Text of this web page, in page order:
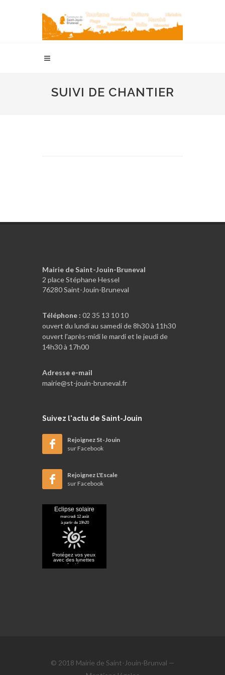
SUIVI DE CHANTIER
Mairie de Saint-Jouin-Bruneval
2 place Stéphane Hessel
76280 Saint-Jouin-Bruneval
Téléphone : 02 35 13 10 10
ouvert du lundi au samedi de 8h30 à 11h30
ouvert l'après-midi le mardi et le jeudi de
14h30 à 17h00
Adresse e-mail
mairie@st-jouin-bruneval.fr
Suivez l'actu de Saint-Jouin
Rejoignez St-Jouin
sur Facebook
Rejoignez L'Escale
sur Facebook
© 2018 Mairie de Saint-Jouin-Brunval —